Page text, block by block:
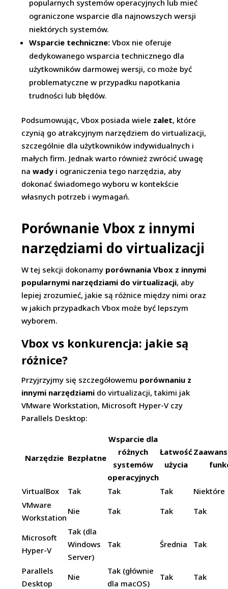
popularnych systemów operacyjnych lub mieć
ograniczone wsparcie dla najnowszych wersji
niektórych systemów.
Wsparcie techniczne: Vbox nie oferuje
dedykowanego wsparcia technicznego dla
użytkowników darmowej wersji, co może być
problematyczne w przypadku napotkania
trudności lub błędów.
Podsumowując, Vbox posiada wiele zalet, które
czynią go atrakcyjnym narzędziem do virtualizacji,
szczególnie dla użytkowników indywidualnych i
małych firm. Jednak warto również zwrócić uwagę
nawady i ograniczenia tego narzędzia, aby
dokonać świadomego wyboru w kontekście
własnych potrzeb i wymagań.
Porównanie Vbox z innymi
narzędziami do virtualizacji
W tej sekcji dokonamy porównania Vbox z innymi
popularnymi narzędziami do virtualizacji, aby
lepiej zrozumieć, jakie są różnice między nimi oraz
w jakich przypadkach Vbox może być lepszym
wyborem.
Vbox vs konkurencja: jakie są
różnice?
Przyjrzyjmy się szczegółowemu porównaniu z
innymi narzędziami do virtualizacji, takimi jak
VMware Workstation, Microsoft Hyper-V czy
Parallels Desktop:
Narzędzie Bezpłatne
Wsparcie dla
różnych
systemów
operacyjnych
Łatwość
użycia
VirtualBox Tak Tak Tak
Niektóre
VMware
Workstation
Nie Tak Tak Tak
Microsoft
Hyper-V
Tak (dla
Windows
Server)
Tak Średnia Tak
Parallels
Desktop
Nie
Tak (głównie
dla macOS)
Tak
Tak